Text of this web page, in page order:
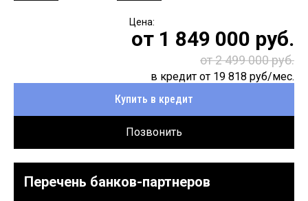
от 1 849 000 руб.
от 2 499 000 руб.
в кредит от 19 818 руб/мес.
Купить в кредит
Позвонить
Перечень банков-партнеров